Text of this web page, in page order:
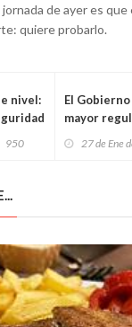
de ayer es que
quiere probarlo.
nivel:
950
El
mayor
27 de Ene